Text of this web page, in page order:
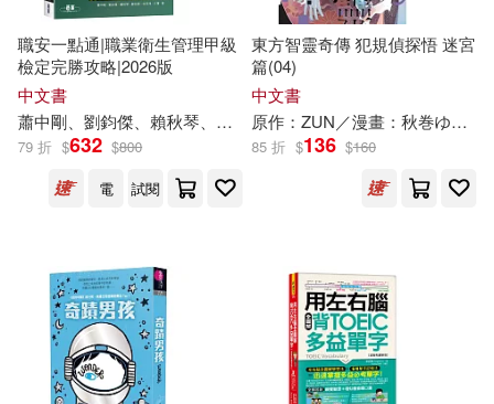
椎名秋乃(21) 余湖裕輝(20)
嬉野秋彦(20) 秋山花緒(20)
蔡狄秋(20) 廣嶋玲子(19)
童書業(19)
文秋芳（主編）(18)
清華大學出版社(63)
中國人口出版社(62)
作家出版社(62)
黑潮文化(58) 時報出版(57)
生命潛能(55) 臺灣商務(54)
出版社(10)
價格
範圍
職安一點通|職業衛生管理甲級
檢定完勝攻略|2026版
中文書
蕭中剛、劉鈞傑、賴秋琴、鄭技師、徐英洲、江軍
79 折 $632 $800
電
試閱
東方智靈奇傳 犯規偵探悟 迷宮
篇(04)
中文書
原作：ZUN／漫畫： 秋巻ゆう
85 折 $136 $160